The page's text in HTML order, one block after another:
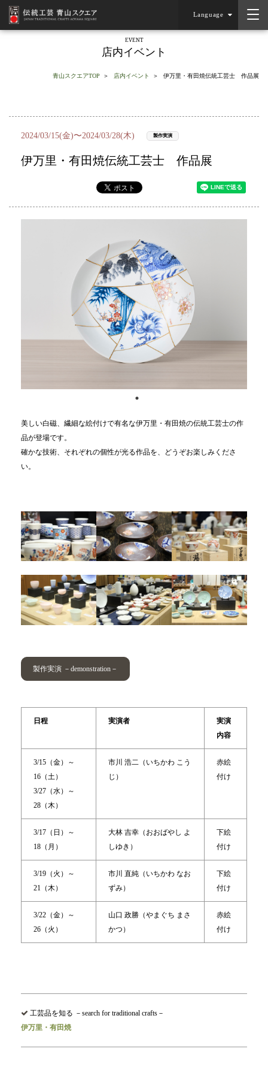
Language
EVENT
店内イベント
青山スクエアTOP 店内イベント 伊万里・有田焼伝統工芸士 作品展
2024/03/15(金)〜2024/03/28(木) 製作実演
伊万里・有田焼伝統工芸士 作品展
美しい白磁、繊細な絵付けで有名な伊万里・有田焼の伝統工芸士の作
品が登場です。
確かな技術、それぞれの個性が光る作品を、どうぞお楽しみくださ
い。
製作実演 －demonstration－
日程 実演者
実演
内容
3/15（金）～
16（土）
3/27（水）～
28（木）
市川 浩二（いちかわ こう
じ）
赤絵
付け
3/17（日）～
18（月）
大林 吉幸（おおばやし よ
しゆき）
下絵
付け
3/19（火）～
21（木）
市川 直純（いちかわ なお
ずみ）
下絵
付け
3/22（金）～
26（火）
山口 政勝（やまぐち まさ
かつ）
赤絵
付け
工芸品を知る －search for traditional crafts－
伊万里・有田焼